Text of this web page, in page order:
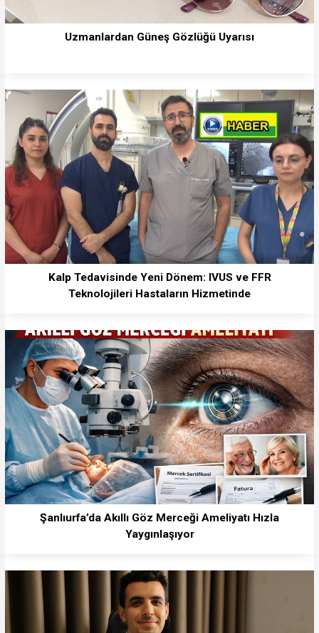
Uzmanlardan Güneş Gözlüğü Uyarısı
Kalp Tedavisinde Yeni Dönem: IVUS ve FFR
Teknolojileri Hastaların Hizmetinde
Şanlıurfa’da Akıllı Göz Merceği Ameliyatı Hızla
Yaygınlaşıyor